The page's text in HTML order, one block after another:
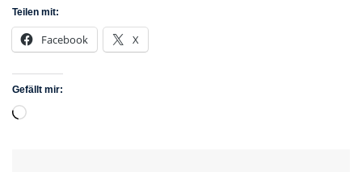
Teilen mit:
Facebook X
Gefällt mir:
Wird